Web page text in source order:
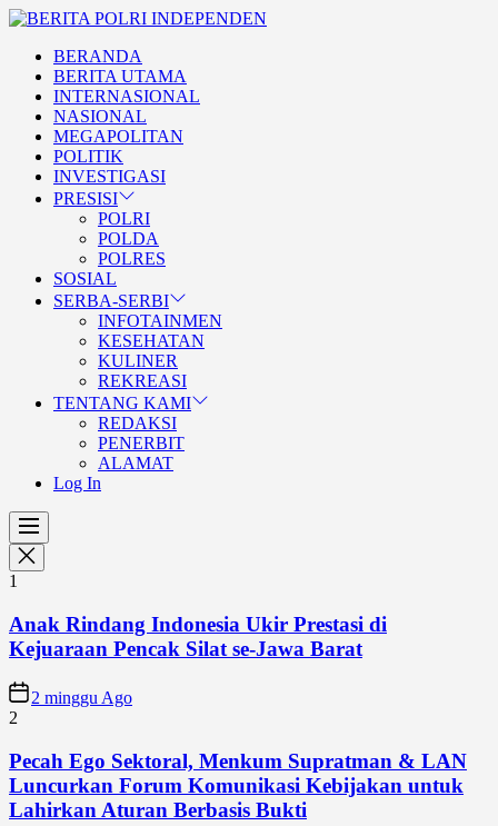
Skip
content
BERITA POLRI
INDEPENDEN
BERANDA
BERITA UTAMA
INTERNASIONAL
NASIONAL
MEGAPOLITAN
POLITIK
INVESTIGASI
PRESISI
POLRI
POLDA
POLRES
SOSIAL
SERBA-SERBI
INFOTAINMEN
KESEHATAN
KULINER
REKREASI
TENTANG KAMI
REDAKSI
PENERBIT
ALAMAT
Log In
1
Anak Rindang Indonesia Ukir Prestasi di
Kejuaraan Pencak Silat se-Jawa Barat
2 minggu Ago
2
Pecah Ego Sektoral, Menkum Supratman & LAN
Luncurkan Forum Komunikasi Kebijakan untuk
Lahirkan Aturan Berbasis Bukti